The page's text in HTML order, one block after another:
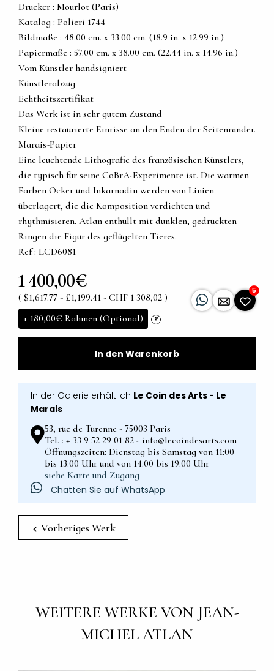
Drucker : Mourlot (Paris)
Katalog : Polieri 1744
Bildmaße : 48.00 cm. x 33.00 cm. (18.9 in. x 12.99 in.)
Papiermaße : 57.00 cm. x 38.00 cm. (22.44 in. x 14.96 in.)
Vom Künstler handsigniert
Künstlerabzug
Echtheitszertifikat
Das Werk ist in sehr gutem Zustand
Kleine restaurierte Einrisse an den Enden der Seitenränder.
Marais-Papier
Eine leuchtende Lithografie des französischen Künstlers,
die typisch für seine CoBrA-Experimente ist. Die warmen
Farben Ocker und Inkarnadin werden von Linien
überlagert, die die Komposition verdichten und
rhythmisieren. Atlan enthüllt mit dunklen, gedrückten
Ringen die Figur des geflügelten Tieres.
Ref : LCD6081
1 400,00€
( $1,617.77 - £1,199.41 - CHF 1 308,02 )
+ 180,00€ Rahmen (Optional) ?
5
In den Warenkorb
In der Galerie erhältlich Le Coin des Arts - Le
Marais
53, rue de Turenne - 75003 Paris
Tel. : + 33 9 52 29 01 82 - info@lecoindesarts.com
Öffnungszeiten: Dienstag bis Samstag von 11:00
bis 13:00 Uhr und von 14:00 bis 19:00 Uhr
siehe Karte und Zugang
Chatten Sie auf WhatsApp
Vorheriges Werk
WEITERE WERKE VON JEAN-
MICHEL ATLAN